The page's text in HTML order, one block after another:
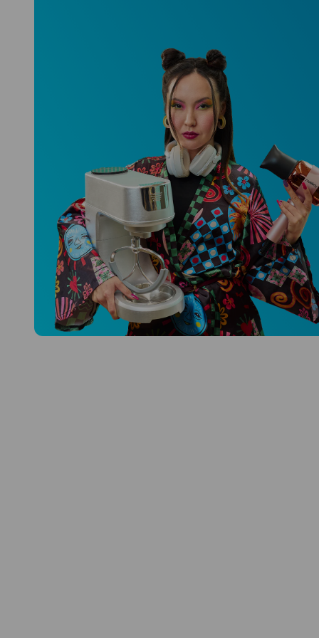
Niceboy ONE Ultra
Hlídá ti zdraví, spánek i pohyb a ještě
k tomu platí.
Prozkoumat